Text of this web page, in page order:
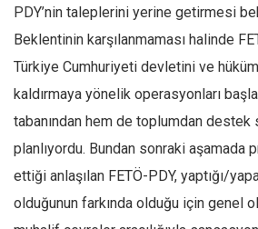
PDY’nin taleplerini yerine getirmesi
Beklentinin karşılanmaması halinde
Türkiye Cumhuriyeti devletini ve
kaldırmaya yönelik operasyonları
tabanından hem de toplumdan destek
planlıyordu. Bundan sonraki aşamada
ettiği anlaşılan FETÖ-PDY, yaptığı/
olduğunun farkında olduğu için genel